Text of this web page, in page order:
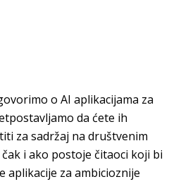
o AI aplikacijama za
da ćete ih
za sadržaj na društvenim
i ako postoje čitaoci koji bi
aplikacije za ambicioznije